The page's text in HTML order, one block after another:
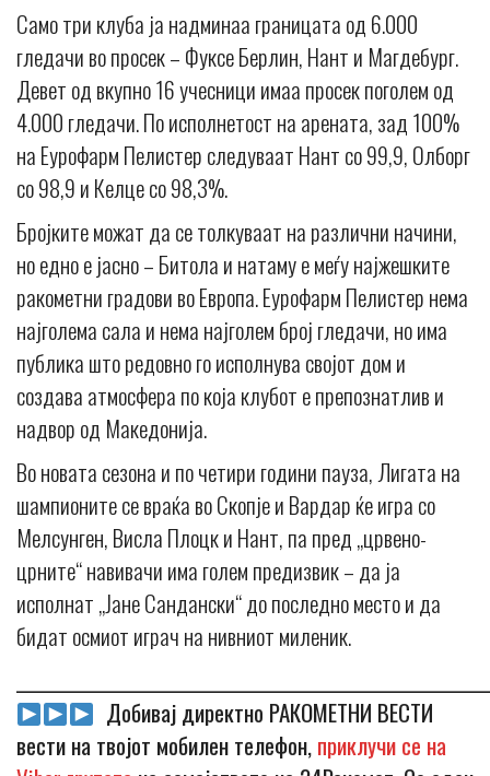
Само три клуба ја надминаа границата од 6.000
гледачи во просек – Фуксе Берлин, Нант и Магдебург.
Девет од вкупно 16 учесници имаа просек поголем од
4.000 гледачи. По исполнетост на арената, зад 100%
на Еурофарм Пелистер следуваат Нант со 99,9, Олборг
со 98,9 и Келце со 98,3%.
Бројките можат да се толкуваат на различни начини,
но едно е јасно – Битола и натаму е меѓу најжешките
ракометни градови во Европа. Еурофарм Пелистер нема
најголема сала и нема најголем број гледачи, но има
публика што редовно го исполнува својот дом и
создава атмосфера по која клубот е препознатлив и
надвор од Македонија.
Во новата сезона и по четири години пауза, Лигата на
шампионите се враќа во Скопје и Вардар ќе игра со
Мелсунген, Висла Плоцк и Нант, па пред „црвено-
црните“ навивачи има голем предизвик – да ја
исполнат „Јане Сандански“ до последно место и да
бидат осмиот играч на нивниот миленик.
Добивај директно РАКОМЕТНИ ВЕСТИ
вести на твојот мобилен телефон,приклучи се на